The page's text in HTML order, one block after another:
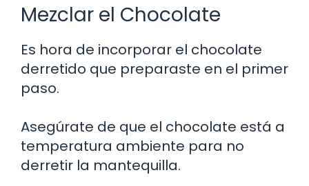
Mezclar el Chocolate
Es hora de incorporar el chocolate
derretido que preparaste en el primer
paso.
Asegúrate de que el chocolate está a
temperatura ambiente para no
derretir la mantequilla.